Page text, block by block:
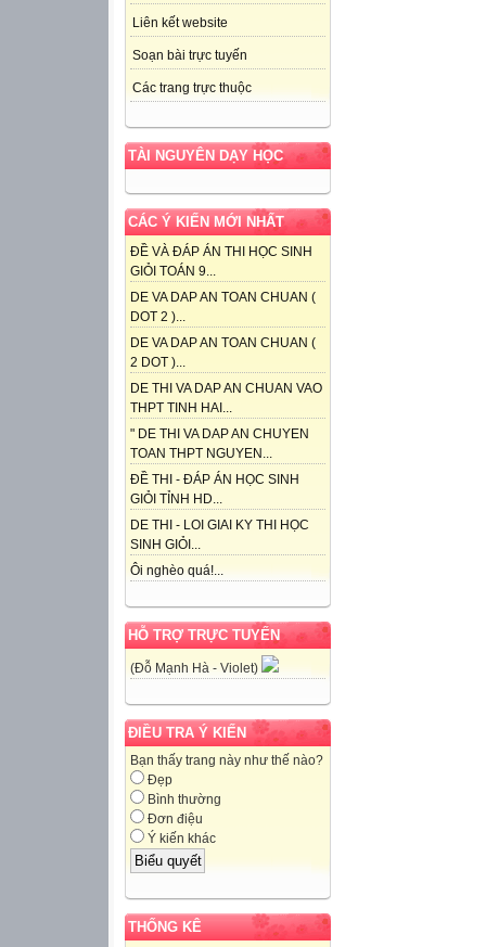
Liên kết website
Soạn bài trực tuyến
Các trang trực thuộc
TÀI NGUYÊN DẠY HỌC
CÁC Ý KIẾN MỚI NHẤT
ĐỀ VÀ ĐÁP ÁN THI HỌC SINH
GIỎI TOÁN 9...
DE VA DAP AN TOAN CHUAN (
DOT 2 )...
DE VA DAP AN TOAN CHUAN (
2 DOT )...
DE THI VA DAP AN CHUAN VAO
THPT TINH HAI...
" DE THI VA DAP AN CHUYEN
TOAN THPT NGUYEN...
ĐỀ THI - ĐÁP ÁN HỌC SINH
GIỎI TỈNH HD...
DE THI - LOI GIAI KY THI HỌC
SINH GIỎI...
Ôi nghèo quá!...
HỖ TRỢ TRỰC TUYẾN
(Đỗ Mạnh Hà - Violet)
ĐIỀU TRA Ý KIẾN
Bạn thấy trang này như thế nào?
Đẹp
Bình thường
Đơn điệu
Ý kiến khác
THỐNG KÊ